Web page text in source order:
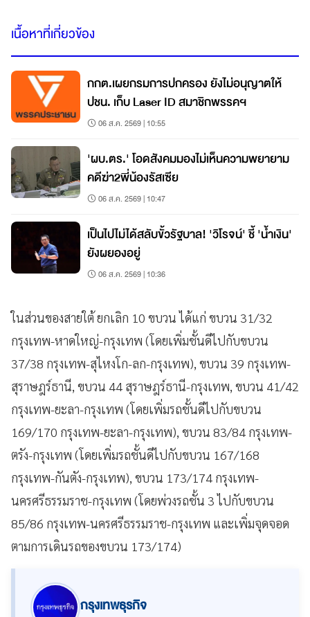
เนื้อหาที่เกี่ยวข้อง
กกต.เผยกรมการปกครอง ยังไม่อนุญาตให้
ปชน. เก็บ Laser ID สมาชิกพรรคฯ
06 ส.ค. 2569 | 10:55
'ผบ.ตร.' โอดสังคมมองไม่เห็นความพยายาม
คดีฆ่า2พี่น้องรัสเซีย
06 ส.ค. 2569 | 10:47
เป็นไปไม่ได้สลับขั้วรัฐบาล! 'วิโรจน์' ชี้ 'น้ำเงิน'
ยังผยองอยู่
06 ส.ค. 2569 | 10:36
ในส่วนของสายใต้ ยกเลิก 10 ขบวน ได้แก่ ขบวน 31/32
กรุงเทพ-หาดใหญ่-กรุงเทพ (โดยเพิ่มชั้นดีไปกับขบวน
37/38 กรุงเทพ-สุไหงโก-ลก-กรุงเทพ), ขบวน 39 กรุงเทพ-
สุราษฎร์ธานี, ขบวน 44 สุราษฎร์ธานี-กรุงเทพ, ขบวน 41/42
กรุงเทพ-ยะลา-กรุงเทพ (โดยเพิ่มรถชั้นดีไปกับขบวน
169/170 กรุงเทพ-ยะลา-กรุงเทพ), ขบวน 83/84 กรุงเทพ-
ตรัง-กรุงเทพ (โดยเพิ่มรถชั้นดีไปกับขบวน 167/168
กรุงเทพ-กันตัง-กรุงเทพ), ขบวน 173/174 กรุงเทพ-
นครศรีธรรมราช-กรุงเทพ (โดยพ่วงรถชั้น 3 ไปกับขบวน
85/86 กรุงเทพ-นครศรีธรรมราช-กรุงเทพ และเพิ่มจุดจอด
ตามการเดินรถของขบวน 173/174)
กรุงเทพธุรกิจ